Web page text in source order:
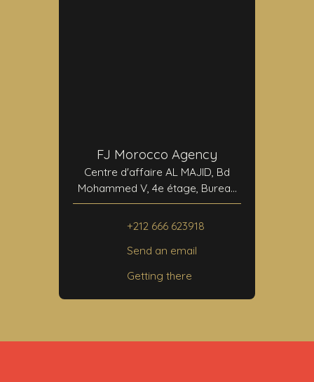
FJ Morocco Agency
Centre d'affaire AL MAJID, Bd
Mohammed V, 4e étage, Bureau
N°24
40000 Marrakech
+212 666 623918
Send an email
Getting there